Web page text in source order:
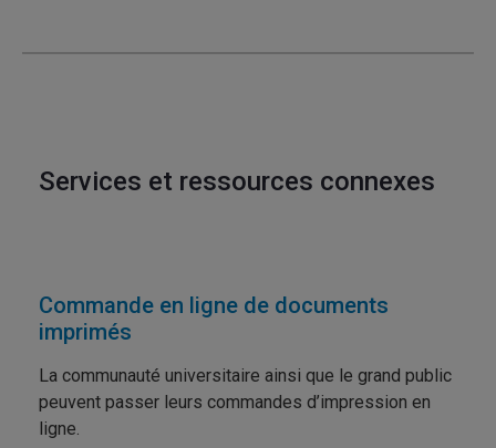
Services et ressources connexes
Commande en ligne de documents
imprimés
La communauté universitaire ainsi que le grand public
peuvent passer leurs commandes d’impression en
ligne.